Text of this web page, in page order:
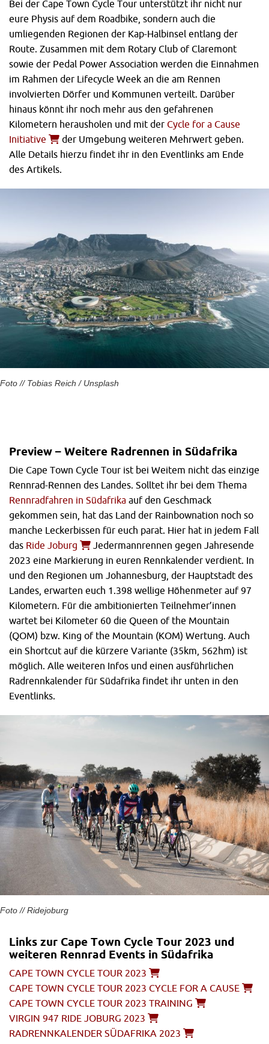
Bei der Cape Town Cycle Tour unterstützt ihr nicht nur
eure Physis auf dem Roadbike, sondern auch die
umliegenden Regionen der Kap-Halbinsel entlang der
Route. Zusammen mit dem Rotary Club of Claremont
sowie der Pedal Power Association werden die Einnahmen
im Rahmen der Lifecycle Week an die am Rennen
involvierten Dörfer und Kommunen verteilt. Darüber
hinaus könnt ihr noch mehr aus den gefahrenen
Kilometern herausholen und mit der Cycle for a Cause
Initiative
der Umgebung weiteren Mehrwert geben.
Alle Details hierzu findet ihr in den Eventlinks am Ende
des Artikels.
Foto // Tobias Reich / Unsplash
Preview – Weitere Radrennen in Südafrika
Die Cape Town Cycle Tour ist bei Weitem nicht das einzige
Rennrad-Rennen des Landes. Solltet ihr bei dem Thema
Rennradfahren in Südafrika auf den Geschmack
gekommen sein, hat das Land der Rainbownation noch so
manche Leckerbissen für euch parat. Hier hat in jedem Fall
das Ride Joburg
Jedermannrennen gegen Jahresende
2023 eine Markierung in euren Rennkalender verdient. In
und den Regionen um Johannesburg, der Hauptstadt des
Landes, erwarten euch 1.398 wellige Höhenmeter auf 97
Kilometern. Für die ambitionierten Teilnehmer’innen
wartet bei Kilometer 60 die Queen of the Mountain
(QOM) bzw. King of the Mountain (KOM) Wertung. Auch
ein Shortcut auf die kürzere Variante (35km, 562hm) ist
möglich. Alle weiteren Infos und einen ausführlichen
Radrennkalender für Südafrika findet ihr unten in den
Eventlinks.
Foto // Ridejoburg
Links zur Cape Town Cycle Tour 2023 und
weiteren Rennrad Events in Südafrika
CAPE TOWN CYCLE TOUR 2023
CAPE TOWN CYCLE TOUR 2023 CYCLE FOR A CAUSE
CAPE TOWN CYCLE TOUR 2023 TRAINING
VIRGIN 947 RIDE JOBURG 2023
RADRENNKALENDER SÜDAFRIKA 2023